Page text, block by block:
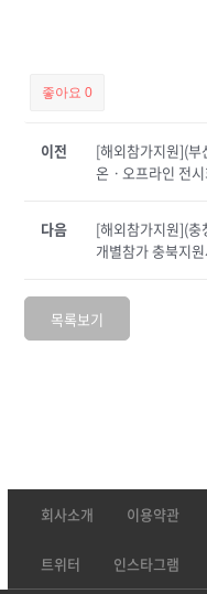
좋아요0
이전
[해외참가지원](부
온ㆍ오프라인 전
[해외참가지원](충
개별참가 충북지
다음
목록보기
회사소개 이용약관
트위터 인스타그램